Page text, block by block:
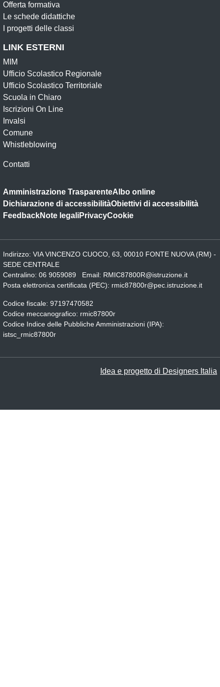
Offerta formativa
Le schede didattiche
I progetti delle classi
LINK ESTERNI
MIM
Ufficio Scolastico Regionale
Ufficio Scolastico Territoriale
Scuola in Chiaro
Iscrizioni On Line
Invalsi
Comune
Whistleblowing
Contatti
Amministrazione TrasparenteAlbo online
Dichiarazione di accessibilitàObiettivi di accessibilità
FeedbackNote legaliPrivacyCookie
Indirizzo: VIA VINCENZO CUOCO, 63, 00010 FONTE NUOVA (RM) -
SEDE CENTRALE
Centralino: 06 9059089 Email: RMIC87800R@istruzione.it
Posta elettronica certificata (PEC): rmic87800r@pec.istruzione.it
Codice fiscale: 97197470582
Codice meccanografico: rmic87800r
Codice Indice delle Pubbliche Amministrazioni (IPA):
istsc_rmic87800r
Idea e progetto di Designers Italia